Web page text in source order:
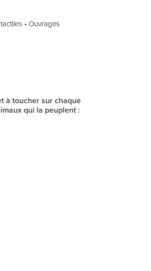
• Ouvrages
à toucher sur chaque
qui la peuplent :